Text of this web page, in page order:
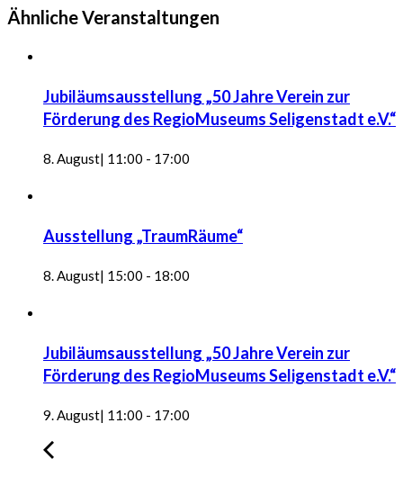
Ähnliche Veranstaltungen
Jubiläumsausstellung „50 Jahre Verein zur
Förderung des RegioMuseums Seligenstadt e.V.“
8. August| 11:00 - 17:00
Ausstellung „TraumRäume“
8. August| 15:00 - 18:00
Jubiläumsausstellung „50 Jahre Verein zur
Förderung des RegioMuseums Seligenstadt e.V.“
9. August| 11:00 - 17:00